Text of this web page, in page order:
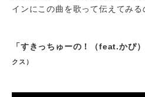
インにこの曲を歌って伝えてみる
「すきっちゅーの！（feat.かぴ
クス）